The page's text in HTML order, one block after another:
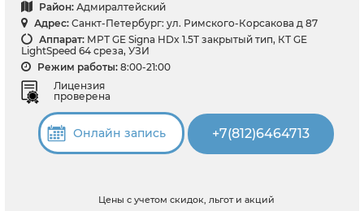
Район: Адмиралтейский
Адрес: Санкт-Петербург: ул. Римского-Корсакова д 87
Аппарат: МРТ GE Signa HDx 1.5T закрытый тип, КТ GE
LightSpeed 64 среза, УЗИ
Режим работы: 8:00-21:00
Лицензия
проверена
Онлайн запись +7(812)6464713
Цены с учетом скидок, льгот и акций